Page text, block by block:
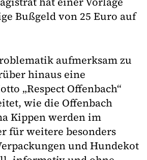
Bußgeld von 25 Euro auf
aufmerksam zu
hinaus eine
„Respect Offenbach“
wie die Offenbach
Kippen werden im
für weitere besonders
und Hundekot